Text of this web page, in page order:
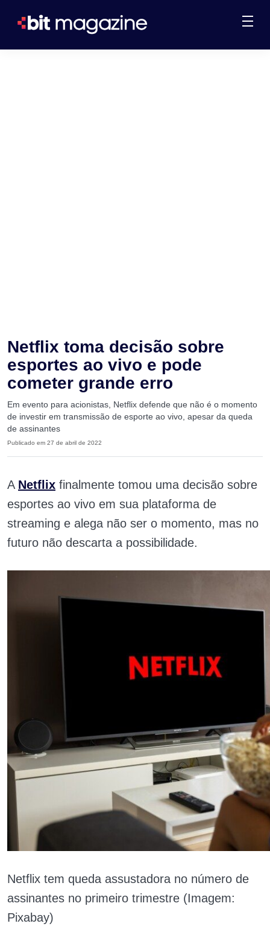
Netflix toma decisão sobre
esportes ao vivo e pode
cometer grande erro
Em evento para acionistas, Netflix defende que não é o momento
de investir em transmissão de esporte ao vivo, apesar da queda
de assinantes
Publicado em 27 de abril de 2022
A Netflix finalmente tomou uma decisão sobre
esportes ao vivo em sua plataforma de
streaming e alega não ser o momento, mas no
futuro não descarta a possibilidade.
Netflix tem queda assustadora no número de
assinantes no primeiro trimestre (Imagem:
Pixabay)